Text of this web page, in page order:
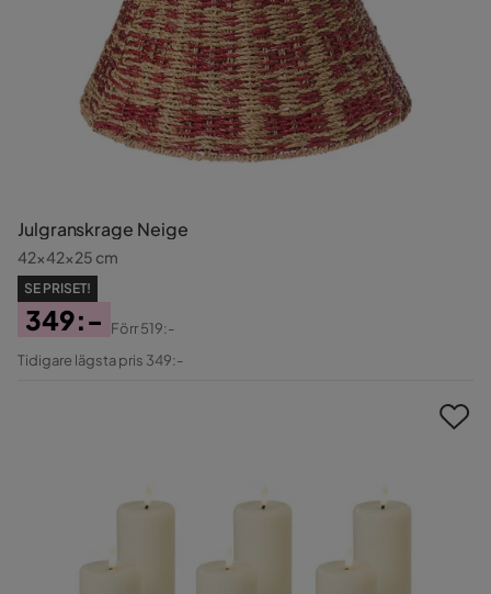
Julgranskrage Neige
42x42x25 cm
SE PRISET!
Pris
349:-
Original
Förr519:-
Tidigare lägsta pris 349:-